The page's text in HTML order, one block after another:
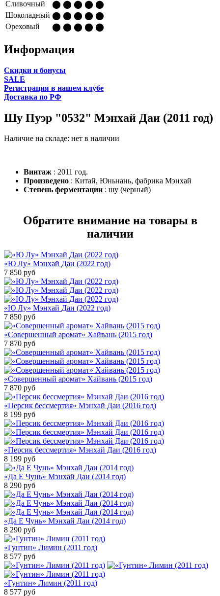
Сливочный
⬤ ⬤ ⬤ ⬤ ⬤
Шоколадный ⬤ ⬤ ⬤ ⬤ ⬤
Ореховый
⬤ ⬤ ⬤ ⬤ ⬤
Информация
Cкидки и бонусы
SALE
Регистрация в нашем клубе
Доставка по РФ
Шу Пуэр "0532" Мэнхай Даи (2011 год)
Наличие на складе: нет в наличии
Винтаж : 2011 год.
Произведено : Китай, Юньнань, фабрика Мэнхай
Степень ферментации : шу (черный)
Обратите внимание на товары в
наличии
«Ю Лу» Мэнхай Даи (2022 год)
7 850 руб
«Ю Лу» Мэнхай Даи (2022 год)
7 850 руб
«Совершенный аромат» Хайвань (2015 год)
7 870 руб
«Совершенный аромат» Хайвань (2015 год)
7 870 руб
«Персик бессмертия» Мэнхай Даи (2016 год)
8 199 руб
«Персик бессмертия» Мэнхай Даи (2016 год)
8 199 руб
«Да Е Чунь» Мэнхай Даи (2014 год)
8 290 руб
«Да Е Чунь» Мэнхай Даи (2014 год)
8 290 руб
«Гунтин» Лимин (2011 год)
8 577 руб
«Гунтин» Лимин (2011 год)
8 577 руб